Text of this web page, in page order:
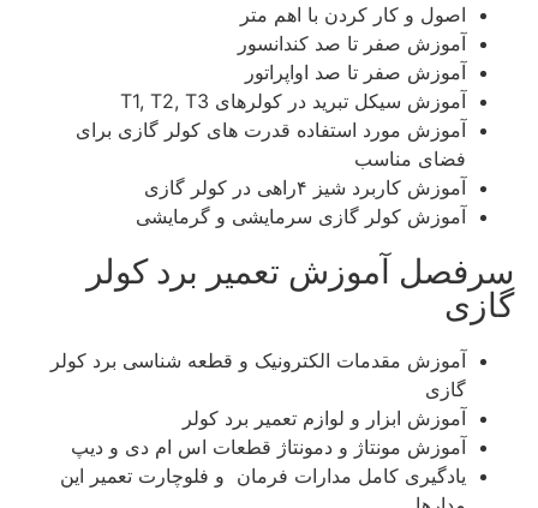
اصول و کار کردن با اهم متر
آموزش صفر تا صد کندانسور
آموزش صفر تا صد اواپراتور
آموزش سیکل تبرید در کولرهای T1, T2, T3
آموزش مورد استفاده قدرت های کولر گازی برای
فضای مناسب
آموزش کاربرد شیز ۴راهی در کولر گازی
آموزش کولر گازی سرمایشی و گرمایشی
سرفصل آموزش تعمیر برد کولر
گازی
آموزش مقدمات الکترونیک و قطعه شناسی برد کولر
گازی
آموزش ابزار و لوازم تعمیر برد کولر
آموزش مونتاژ و دمونتاژ قطعات اس ام دی و دیپ
یادگیری کامل مدارات فرمان و فلوچارت تعمیر این